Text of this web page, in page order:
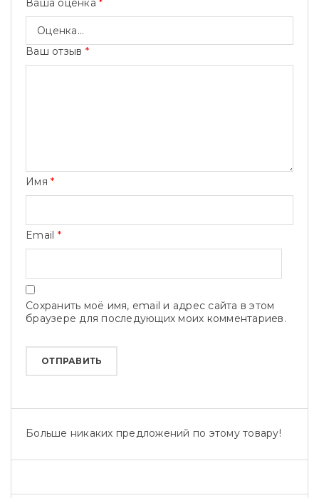
Ваша оценка *
Ваш отзыв *
Имя *
Email *
Сохранить моё имя, email и адрес сайта в этом
браузере для последующих моих комментариев.
Больше никаких предложений по этому товару!